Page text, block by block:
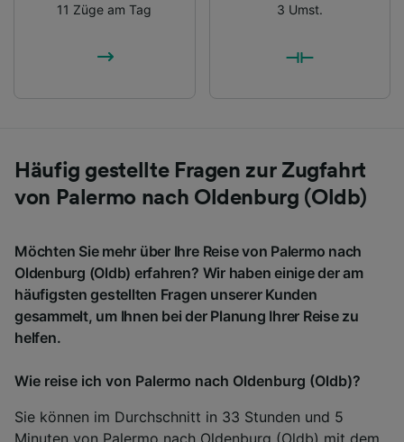
11 Züge am Tag
3 Umst.
Häufig gestellte Fragen zur Zugfahrt
von Palermo nach Oldenburg (Oldb)
Möchten Sie mehr über Ihre Reise von Palermo nach
Oldenburg (Oldb) erfahren? Wir haben einige der am
häufigsten gestellten Fragen unserer Kunden
gesammelt, um Ihnen bei der Planung Ihrer Reise zu
helfen.
Wie reise ich von Palermo nach Oldenburg (Oldb)?
Sie können im Durchschnitt in 33 Stunden und 5
Minuten von Palermo nach Oldenburg (Oldb) mit dem